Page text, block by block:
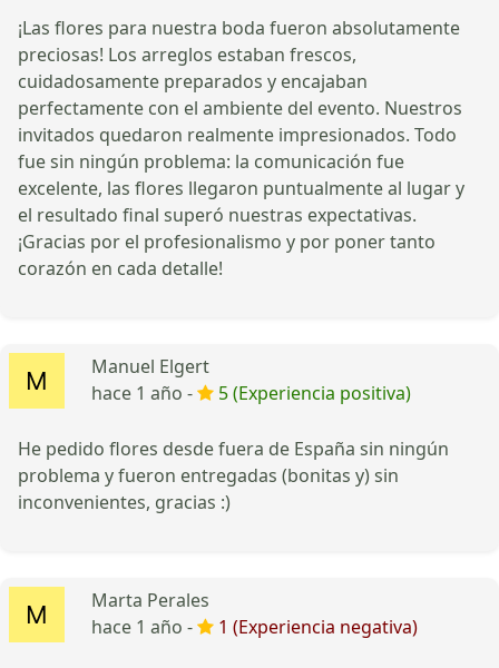
¡Las flores para nuestra boda fueron absolutamente
preciosas! Los arreglos estaban frescos,
cuidadosamente preparados y encajaban
perfectamente con el ambiente del evento. Nuestros
invitados quedaron realmente impresionados. Todo
fue sin ningún problema: la comunicación fue
excelente, las flores llegaron puntualmente al lugar y
el resultado final superó nuestras expectativas.
¡Gracias por el profesionalismo y por poner tanto
corazón en cada detalle!
Manuel Elgert
hace 1 año -
5 (Experiencia positiva)
He pedido flores desde fuera de España sin ningún
problema y fueron entregadas (bonitas y) sin
inconvenientes, gracias :)
Marta Perales
hace 1 año -
1 (Experiencia negativa)